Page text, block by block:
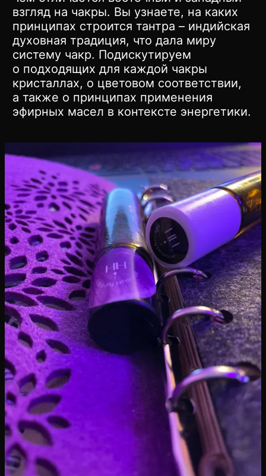
взгляд на чакры. Вы узнаете, на каких
принципах строится тантра – индийская
духовная традиция, что дала миру
систему чакр. Подискутируем
о подходящих для каждой чакры
кристаллах, о цветовом соответствии,
а также о принципах применения
эфирных масел в контексте энергетики.